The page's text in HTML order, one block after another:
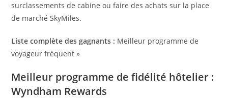
surclassements de cabine ou faire des achats sur la place
de marché SkyMiles.
Liste complète des gagnants : Meilleur programme de
voyageur fréquent »
Meilleur programme de fidélité hôtelier :
Wyndham Rewards